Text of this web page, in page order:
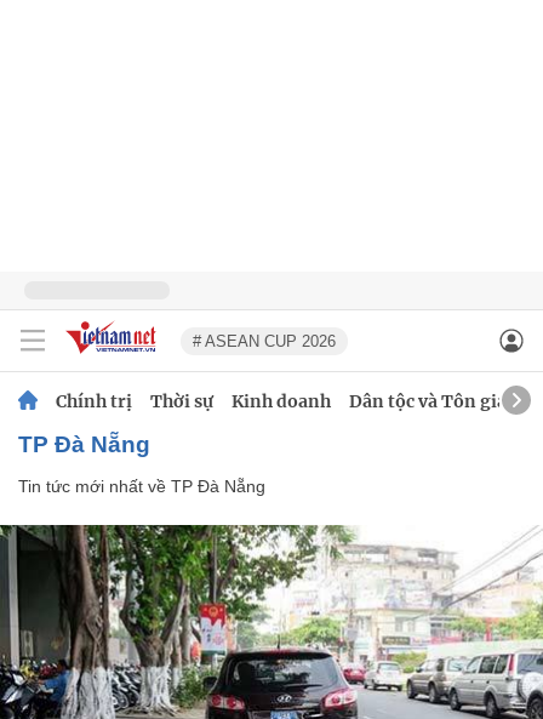
# ASEAN CUP 2026
Chính trị Thời sự Kinh doanh Dân tộc và Tôn giáo
TP Đà Nẵng
Tin tức mới nhất về TP Đà Nẵng